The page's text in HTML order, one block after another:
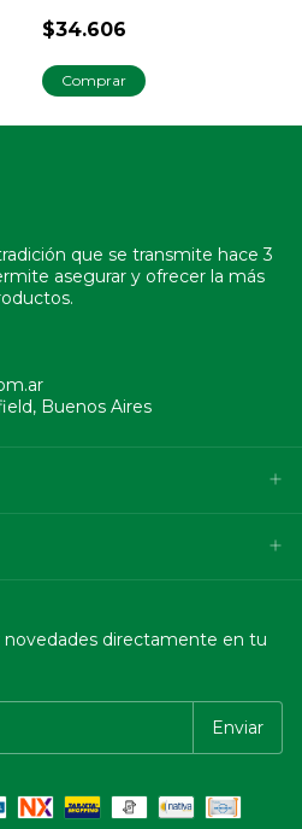
$34.606
que se transmite hace 3
asegurar y ofrecer la más
Buenos Aires
novedades directamente en tu